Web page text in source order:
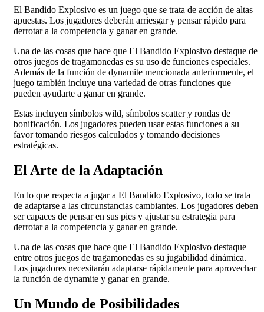
El Bandido Explosivo es un juego que se trata de acción de altas
apuestas. Los jugadores deberán arriesgar y pensar rápido para
derrotar a la competencia y ganar en grande.
Una de las cosas que hace que El Bandido Explosivo destaque de
otros juegos de tragamonedas es su uso de funciones especiales.
Además de la función de dynamite mencionada anteriormente, el
juego también incluye una variedad de otras funciones que
pueden ayudarte a ganar en grande.
Estas incluyen símbolos wild, símbolos scatter y rondas de
bonificación. Los jugadores pueden usar estas funciones a su
favor tomando riesgos calculados y tomando decisiones
estratégicas.
El Arte de la Adaptación
En lo que respecta a jugar a El Bandido Explosivo, todo se trata
de adaptarse a las circunstancias cambiantes. Los jugadores deben
ser capaces de pensar en sus pies y ajustar su estrategia para
derrotar a la competencia y ganar en grande.
Una de las cosas que hace que El Bandido Explosivo destaque
entre otros juegos de tragamonedas es su jugabilidad dinámica.
Los jugadores necesitarán adaptarse rápidamente para aprovechar
la función de dynamite y ganar en grande.
Un Mundo de Posibilidades